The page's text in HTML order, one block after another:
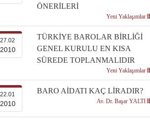
ÖNERİLERİ
Yeni Yaklaşımlar
27.02
2010
TÜRKİYE BAROLAR BİRLİĞİ
GENEL KURULU EN KISA
SÜREDE TOPLANMALIDIR
Yeni Yaklaşımlar
22.01
2010
BARO AİDATI KAÇ LİRADIR?
Av. Dr. Başar YALTI